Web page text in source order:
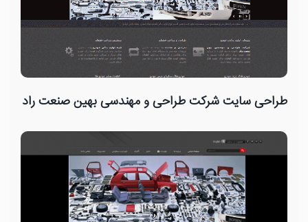
طراحی سایت شرکت طراحی و مهندسی بهین صنعت راد